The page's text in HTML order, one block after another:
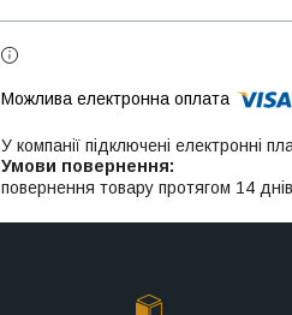
У компанії підключені електронні
повернення товару протягом 14 днів